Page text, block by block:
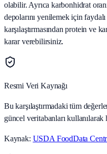
olabilir. Ayrıca karbonhidrat
depolarını yenilemek için
karşılaştırmasından protein ve
karar verebilirsiniz.
Resmi Veri Kaynağı
Bu karşılaştırmadaki tüm
güncel veritabanları kullanılarak
Kaynak: USDA FoodData